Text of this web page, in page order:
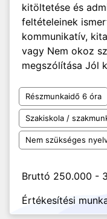
kitöltetése és
feltételeinek
kommunikatív,
vagy Nem okoz
megszólítása Jól
Részmunkaidő 6 óra
Szakiskola /
Nem szükséges
Bruttó 250.000 -
Értékesítési